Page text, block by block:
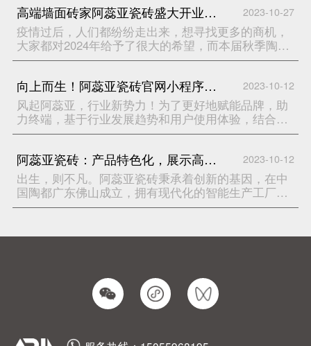
近距离地观察、触摸、感受Aria阿蕊亚瓷砖的真实质
感，体验品牌出色的产品力和设计力。穿梭于琳琅满
目的元素区中，大家不禁发出赞美之声，惊讶产品的
高颜值，纷纷驻足在喜欢的花色面前，讨论起关于产
品的设计细节。Ari
高端墙面砖家阿蕊亚瓷砖盛大开业，特色产品成行业耀眼明星 2023-10-27
疫情过后，人们都纷纷走出来，想寻找更多的商机，
大家都对2024年给予了很大的希望，而本届秋季陶博
会最大的亮点之一，当属位于中国陶瓷产业总部基地
告语，成为大家纷纷探讨的话题，如何将墙面系统做
的更加有特色，成为陶瓷行业又一新的引爆点。一时
间，几乎来佛山的经销商和设计师均纷至沓来。可以
说，阿蕊亚展厅，已然成为本届陶博会的打卡圣地。
亚艺术馆的设计理念，赢得了所有到访客户的好评
10.19日开业当天，阿蕊亚贴合市场以产品为导向的经
营理念，赢得了众多经销商的一致好评，大家纷纷认
为：当下环境，好产品+好价格才是市场竞
向上而生！阿蕊亚瓷砖官网小程序正式上线运营 2023-10-12
风起阿蕊亚，行业新势力！为了更好地赋能品牌，助
力终端，基于行业发展趋势和用户使用体验，结合新
产品的研发投入以及当前前沿互联网技术的加持，阿
感更友好的的官网微信小程序。NO.1：原生定制开发
理念正如阿蕊亚瓷砖坚持原创研发新产品一样，此次
小程序也采用了原生定制开发理念，前端个性化、时
尚化的UI设计，后台智能化管理模块，更顺滑的的用
阿蕊亚瓷砖：产品特色化，展示高端化，形象标准化 2023-10-12
出生，则不凡。阿蕊亚瓷砖秉承着创新的基因，在中
国陶都广东佛山成立，拥有现代化的智能生产工厂，
坚持原创研发、推广和销售新产品。阿蕊亚瓷砖，定
态，阿蕊亚瓷砖致力于原创瓷砖设计的探索与实践，
值与艺术价值，为当代打造独特设计的生活美学方